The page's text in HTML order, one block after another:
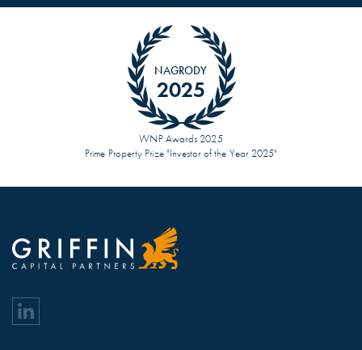
WNP Awards 2025
NAGRODY
2025
Prime Property Prize "Investor of the Year 2025"